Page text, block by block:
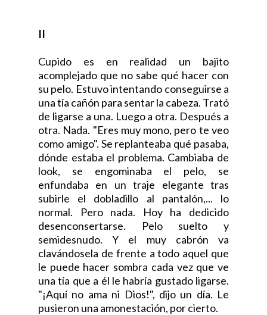
II
Cupido es en realidad un bajito
acomplejado que no sabe qué hacer con
su pelo. Estuvo intentando conseguirse a
una tía cañón para sentar la cabeza. Trató
de ligarse a una. Luego a otra. Después a
otra. Nada. "Eres muy mono, pero te veo
como amigo". Se replanteaba qué pasaba,
dónde estaba el problema. Cambiaba de
look, se engominaba el pelo, se
enfundaba en un traje elegante tras
subirle el dobladillo al pantalón,... lo
normal. Pero nada. Hoy ha dedicido
desenconsertarse. Pelo suelto y
semidesnudo. Y el muy cabrón va
clavándosela de frente a todo aquel que
le puede hacer sombra cada vez que ve
una tía que a él le habría gustado ligarse.
"¡Aquí no ama ni Dios!", dijo un día. Le
pusieron una amonestación, por cierto.